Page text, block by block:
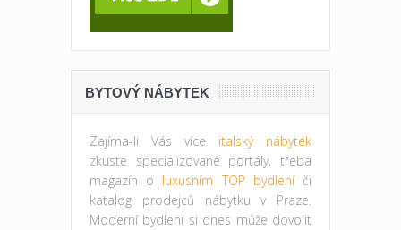
BYTOVÝ NÁBYTEK
Zajíma-li Vás více italský nábytek
zkuste specializované portály, třeba
magazín o luxusním TOP bydleníči
katalog prodejců nábytku v Praze.
Moderní bydlení si dnes může dovolit